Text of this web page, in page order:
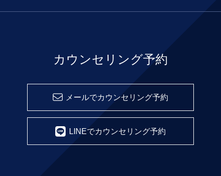
カウンセリング予約
メールでカウンセリング予約
LINEでカウンセリング予約